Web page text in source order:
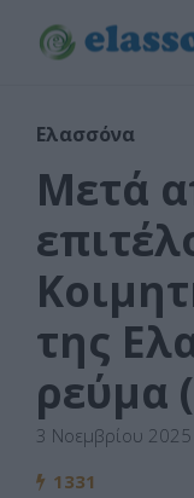
Ελασσόνα
Μετά
της
ρεύμα
3 Νοεμβρίου
1331